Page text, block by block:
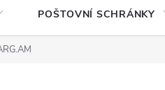
POŠTOVNÍ SCHRÁNKY